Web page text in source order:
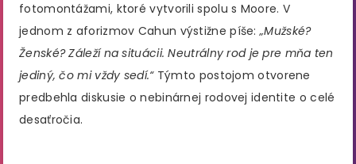
fotomontážami, ktoré vytvorili spolu s Moore​. V
jednom z aforizmov Cahun výstižne píše:„Mužské?
Ženské? Záleží na situácii. Neutrálny rod je pre mňa ten
jediný, čo mi vždy sedí.“Týmto postojom otvorene
predbehla diskusie o nebinárnej rodovej identite o celé
desaťročia.